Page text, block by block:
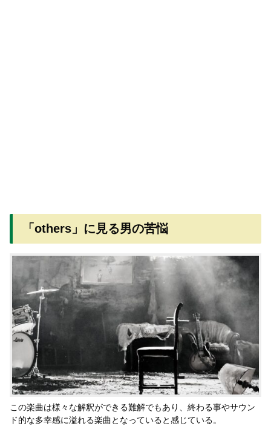
「others」に見る男の苦悩
この楽曲は様々な解釈ができる難解でもあり、終わる事やサウン
ド的な多幸感に溢れる楽曲となっていると感じている。